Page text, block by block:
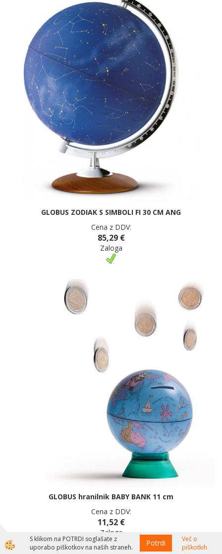
GLOBUS ZODIAK S SIMBOLI FI 30 CM ANG
Cena z DDV:
85,29 €
Zaloga
GLOBUS hranilnik BABY BANK 11 cm
Cena z DDV:
11,52 €
Zaloga
S klikom na POTRDI soglašate z
uporabo piškotkov na naših straneh.
Potrdi
Več o
piškotkih